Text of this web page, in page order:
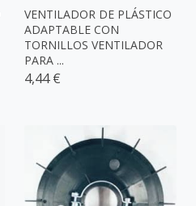
VENTILADOR DE PLÁSTICO
ADAPTABLE CON
TORNILLOS VENTILADOR
PARA ...
4,44 €